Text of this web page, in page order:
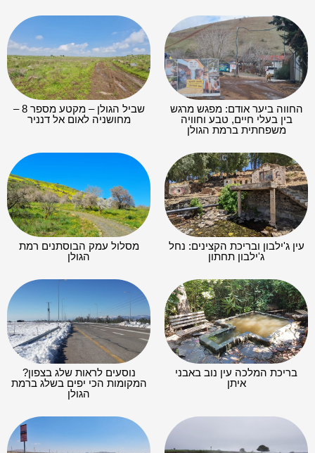
החווה ביער אודם: מפגש מרגש
בין בעלי חיים, טבע וחוויה
משפחתית ברמת הגולן
שביל הגולן – מקטע מספר 8 –
מחושניה לאום אל דנניר
עין ג'ילבון ובריכת הקצינים: נחל
ג'ילבון תחתון
מסלול עמק הבוסתנים רמת
הגולן
בריכת המלכה עין נוב באבני
איתן
נוסעים לראות שלג בצפון?
המקומות הכי יפים בשלג ברמת
הגולן